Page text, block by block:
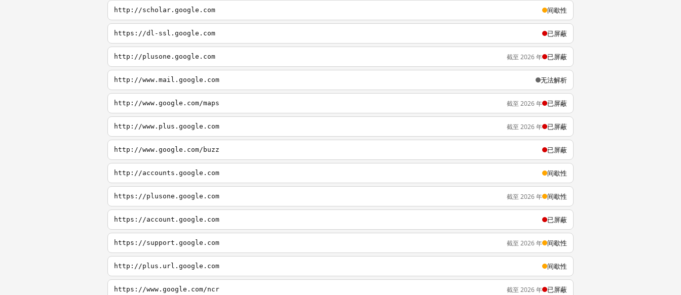
http://scholar.google.com 间歇性
https://dl-ssl.google.com 已屏蔽
http://plusone.google.com 截至 2026 年 已屏蔽
http://www.mail.google.com 无法解析
http://www.google.com/maps 截至 2026 年 已屏蔽
http://www.plus.google.com 截至 2026 年 已屏蔽
http://www.google.com/buzz 已屏蔽
http://accounts.google.com 间歇性
https://plusone.google.com 截至 2026 年 间歇性
https://account.google.com 已屏蔽
https://support.google.com 截至 2026 年 间歇性
http://plus.url.google.com 间歇性
https://www.google.com/ncr 截至 2026 年 已屏蔽